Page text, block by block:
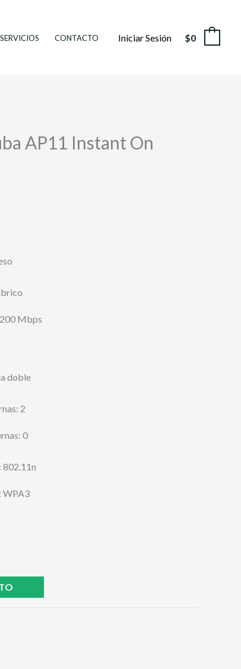
SERVICIOS CONTACTO Iniciar Sesión $0
AP11 Instant On
Mbps
doble
: 2
: 0
: 802.11n
: WPA3